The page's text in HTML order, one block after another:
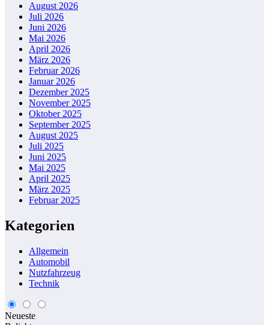
August 2026
Juli 2026
Juni 2026
Mai 2026
April 2026
März 2026
Februar 2026
Januar 2026
Dezember 2025
November 2025
Oktober 2025
September 2025
August 2025
Juli 2025
Juni 2025
Mai 2025
April 2025
März 2025
Februar 2025
Kategorien
Allgemein
Automobil
Nutzfahrzeug
Technik
Neueste